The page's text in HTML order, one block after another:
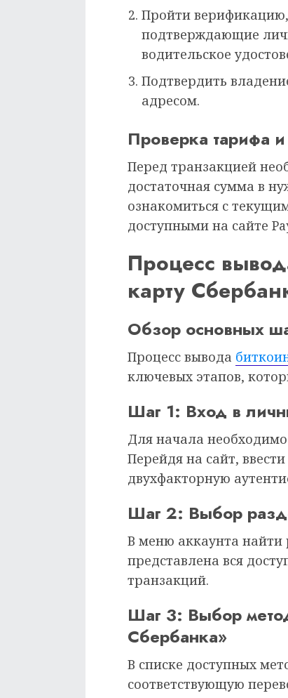
Пройти
подтверждающие
водительское
Подтвердить
адресом.
Проверка тарифа
Перед транзакцией
достаточная сумма в
ознакомиться с
доступными на сайте
Процесс
карту
Обзор основных
Процесс вывода
ключевых этапов,
Шаг 1: Вход в
Для начала необходимо
Перейдя на сайт,
двухфакторную
Шаг 2: Выбор
В меню аккаунта
представлена вся
транзакций.
Шаг 3: Выбор
Сбербанка»
В списке доступных
соответствующую